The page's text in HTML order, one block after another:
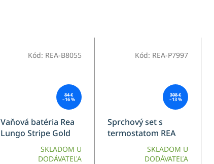
84 €
–16 %
Vaňová batéria Rea
Lungo Stripe Gold
SKLADOM U
DODÁVATEĽA
Kód: REA-B8055
308 €
–13 %
Sprchový set s
termostatom REA
LUNGO CopperSKLADOM U
DODÁVATEĽA
Kód: REA-P7997